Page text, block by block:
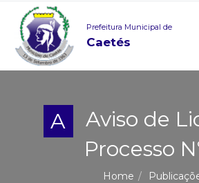
Prefeitura Municipal de
Caetés
A
Aviso de
Processo
Home